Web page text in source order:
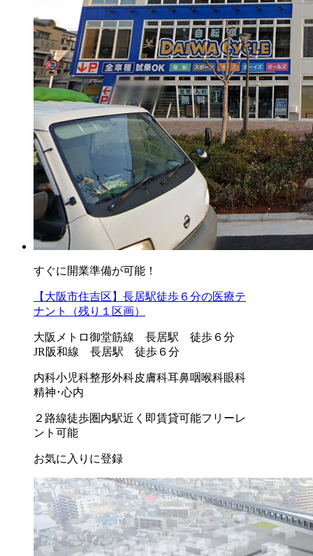
すぐに開業準備が可能！
【大阪市住吉区】長居駅徒歩６分の医療テ
ナント（残り１区画）
大阪メトロ御堂筋線 長居駅 徒歩６分
JR阪和線 長居駅 徒歩６分
内科小児科整形外科皮膚科耳鼻咽喉科眼科
精神･心内
２路線徒歩圏内駅近く 即賃貸可能フリーレ
ント可能
お気に入りに登録